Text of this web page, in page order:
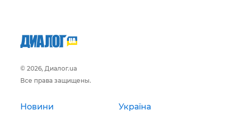
© 2026, Диалог.ua
Все права защищены.
Новини Україна